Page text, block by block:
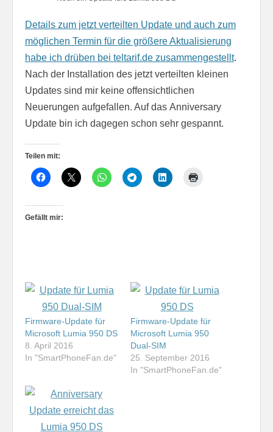
Details zum jetzt verteilten Update und auch zum
möglichen Termin für die größere Aktualisierung
habe ich drüben bei teltarif.de zusammengestellt.
Nach der Installation des jetzt verteilten kleinen
Updates sind mir keine offensichtlichen
Neuerungen aufgefallen. Auf das Anniversary
Update bin ich dagegen schon sehr gespannt.
Teilen mit:
Gefällt mir:
Firmware-Update für
Microsoft Lumia 950 DS
8. April 2016
In "SmartPhoneFan.de"
Firmware-Update für
Microsoft Lumia 950
Dual-SIM
25. September 2016
In "SmartPhoneFan.de"